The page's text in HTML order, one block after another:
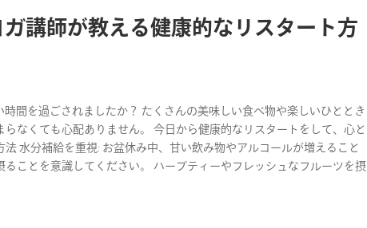
講師が教える健康的なリスタート方
間を過ごされましたか？ たくさんの美味しい食べ物や楽しいひととき
なくても心配ありません。 今日から健康的なリスタートをして、心と
水分補給を重視: お盆休み中、甘い飲み物やアルコールが増えること
ことを意識してください。 ハーブティーやフレッシュなフルーツを摂